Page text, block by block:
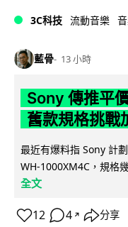
3C科技 流動音樂
藍骨 13 小時
Sony 傳推平
舊款規格挑戰
最近有爆料指 Sony 計
WH-1000XM4C，規格
全文
12 4 ↗ 分享